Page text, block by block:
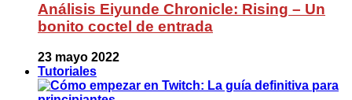
Análisis Eiyunde Chronicle: Rising – Un
bonito coctel de entrada
23 mayo 2022
Tutoriales